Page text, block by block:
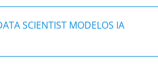
SCIENTIST MODELOS IA